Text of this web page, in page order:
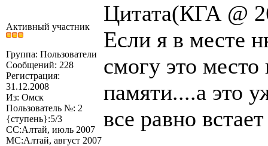
Активный участник
Группа: Пользователи
Сообщений: 228
Регистрация:
31.12.2008
Из: Омск
Пользователь №: 2
{ступень}:5/3
СС:Алтай, июль 2007
МС:Алтай, август 2007
Цитата(КГА @
Если я в месте
смогу это
памяти....а это
все равно